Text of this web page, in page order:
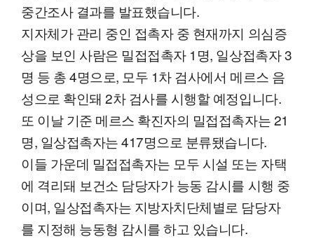
중간조사 결과를 발표했습니다.
지자체가 관리 중인 접촉자 중 현재까지 의심증
상을 보인 사람은 밀접접촉자 1명, 일상접촉자 3
명 등 총 4명으로, 모두 1차 검사에서 메르스 음
성으로 확인돼 2차 검사를 시행할 예정입니다.
또 이날 기준 메르스 확진자의 밀접접촉자는 21
명, 일상접촉자는 417명으로 분류됐습니다.
이들 가운데 밀접접촉자는 모두 시설 또는 자택
에 격리돼 보건소 담당자가 능동 감시를 시행 중
이며, 일상접촉자는 지방자치단체별로 담당자
를 지정해 능동형 감시를 하고 있습니다.